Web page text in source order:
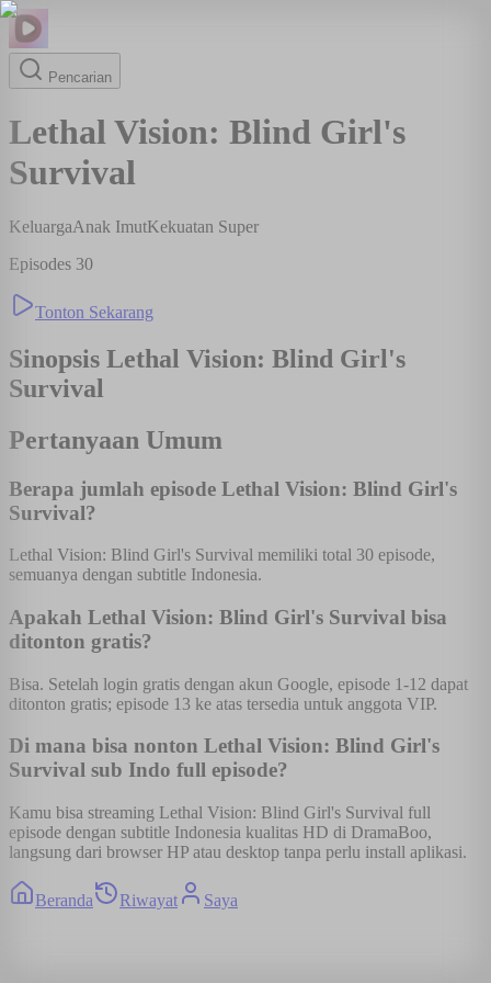
Pencarian
Lethal Vision: Blind Girl's
Survival
KeluargaAnak ImutKekuatan Super
Episodes 30
Tonton Sekarang
Sinopsis Lethal Vision: Blind Girl's
Survival
Pertanyaan Umum
Berapa jumlah episode Lethal Vision: Blind Girl's
Survival?
Lethal Vision: Blind Girl's Survival memiliki total 30 episode,
semuanya dengan subtitle Indonesia.
Apakah Lethal Vision: Blind Girl's Survival bisa
ditonton gratis?
Bisa. Setelah login gratis dengan akun Google, episode 1-12 dapat
ditonton gratis; episode 13 ke atas tersedia untuk anggota VIP.
Di mana bisa nonton Lethal Vision: Blind Girl's
Survival sub Indo full episode?
Kamu bisa streaming Lethal Vision: Blind Girl's Survival full
episode dengan subtitle Indonesia kualitas HD di DramaBoo,
langsung dari browser HP atau desktop tanpa perlu install aplikasi.
Beranda Riwayat Saya